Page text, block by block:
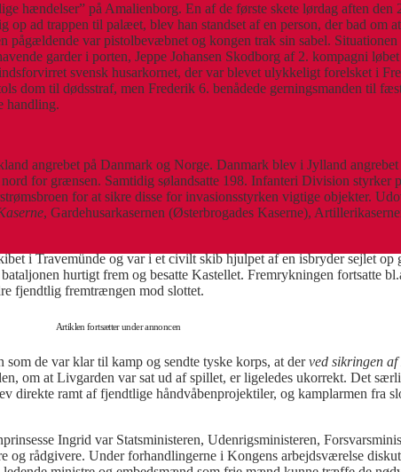
hændelser” på Amalienborg. En af de første skete lørdag aften
ad trappen til palæet, blev han standset af en person, der bad om
var pistolbevæbnet og kongen trak sin sabel.
garder i porten, Jeppe Johansen Skodborg af 2. kompagni
svensk husarkornet, der var blevet ulykkeligt forelsket i
dom til dødsstraf, men Frederik 6. benådede gerningsmanden til
handling.
angrebet på Danmark og Norge. Danmark blev i Jylland
for grænsen. Samtidig sølandsatte 198. Infanteri Division
for at sikre disse for invasionsstyrken vigtige objekter.
, Gardehusarkasernen (Østerbrogades Kaserne),
i Travemünde og var i et civilt skib hjulpet af en isbryder sejlet
hurtigt frem og besatte Kastellet. Fremrykningen fortsatte
fjendtlig fremtrængen mod slottet.
Artiklen fortsætter under annoncen
som de var klar til kamp og sendte tyske korps, at derved sikringen
om at Livgarden var sat ud af spillet, er ligeledes ukorrekt. Det
direkte ramt af fjendtlige håndvåbenprojektiler, og kamplarmen fra
Ingrid var Statsministeren, Udenrigsministeren,
rådgivere. Under forhandlingerne i Kongens arbejdsværelse